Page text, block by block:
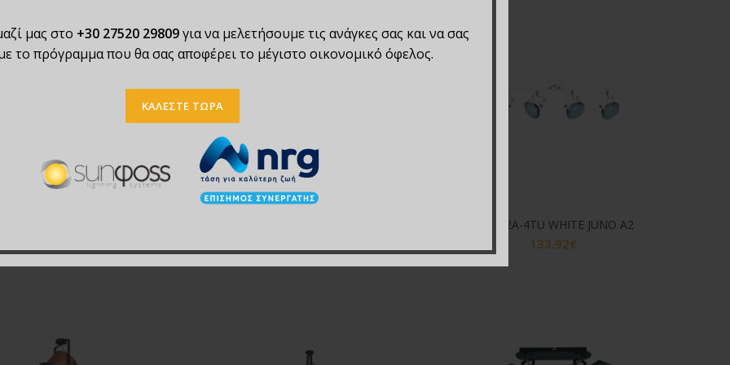
μας στο +30 27520 29809για να μελετήσουμε τις ανάγκες σας και να σας
το πρόγραμμα που θα σας αποφέρει το μέγιστο οικονομικό όφελος.
ΚΑΛΕΣΤΕ ΤΩΡΑ
213.28€
T12022A-4TU WHITE JUNO A2
133.92€